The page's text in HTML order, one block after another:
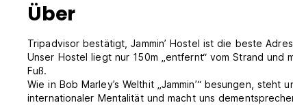
Über
Tripadvisor bestätigt, Jammin’ Hostel ist die beste
Unser Hostel liegt nur 150m „entfernt“ vom Strand und
Fuß.
Wie in Bob Marley’s Welthit „Jammin’“ besungen, steht
internationaler Mentalität und macht uns